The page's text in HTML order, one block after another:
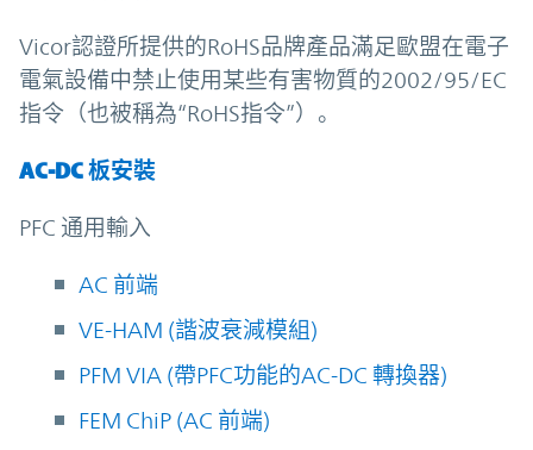
Vicor認證所提供的RoHS品牌產品滿足歐盟在電子
電氣設備中禁止使用某些有害物質的2002/95/EC
指令（也被稱為“RoHS指令”）。
AC-DC 板安裝
PFC 通用輸入
AC 前端
VE-HAM (諧波衰減模組)
PFM VIA (帶PFC功能的AC-DC 轉換器)
FEM ChiP (AC 前端)